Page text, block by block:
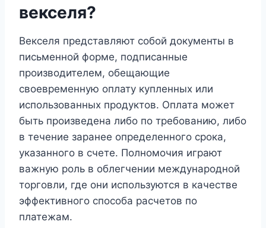
векселя?
Векселя представляют собой документы в
письменной форме, подписанные
производителем, обещающие
своевременную оплату купленных или
использованных продуктов. Оплата может
быть произведена либо по требованию, либо
в течение заранее определенного срока,
указанного в счете. Полномочия играют
важную роль в облегчении международной
торговли, где они используются в качестве
эффективного способа расчетов по
платежам.